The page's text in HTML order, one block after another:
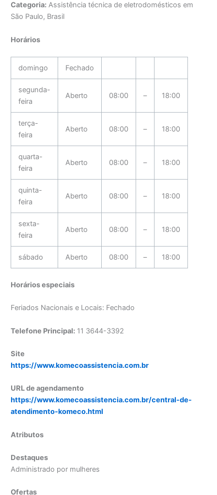
Categoria: Assistência técnica de eletrodomésticos em
São Paulo, Brasil
Horários
domingo Fechado
segunda-
feira
Aberto 08:00 – 18:00
terça-
feira
Aberto 08:00 – 18:00
quarta-
feira
Aberto 08:00 – 18:00
quinta-
feira
Aberto 08:00 – 18:00
sexta-
feira
Aberto 08:00 – 18:00
sábado Aberto 08:00 – 18:00
Horários especiais
Feriados Nacionais e Locais: Fechado
Telefone Principal: 11 3644-3392
Site
https://www.komecoassistencia.com.br
URL de agendamento
https://www.komecoassistencia.com.br/central-de-
atendimento-komeco.html
Atributos
Destaques
Administrado por mulheres
Ofertas